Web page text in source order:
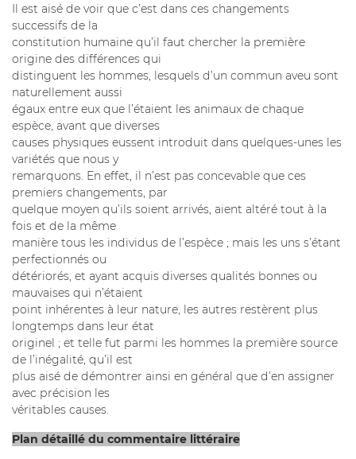
Il est aisé de voir que c’est dans ces changements
successifs de la
constitution humaine qu’il faut chercher la première
origine des différences qui
distinguent les hommes, lesquels d’un commun aveu sont
naturellement aussi
égaux entre eux que l’étaient les animaux de chaque
espèce, avant que diverses
causes physiques eussent introduit dans quelques-unes les
variétés que nous y
remarquons. En effet, il n’est pas concevable que ces
premiers changements, par
quelque moyen qu’ils soient arrivés, aient altéré tout à la
fois et de la même
manière tous les individus de l’espèce ; mais les uns s’étant
perfectionnés ou
détériorés, et ayant acquis diverses qualités bonnes ou
mauvaises qui n’étaient
point inhérentes à leur nature, les autres restèrent plus
longtemps dans leur état
originel ; et telle fut parmi les hommes la première source
de l’inégalité, qu’il est
plus aisé de démontrer ainsi en général que d’en assigner
avec précision les
véritables causes.
Plan détaillé du commentaire littéraire